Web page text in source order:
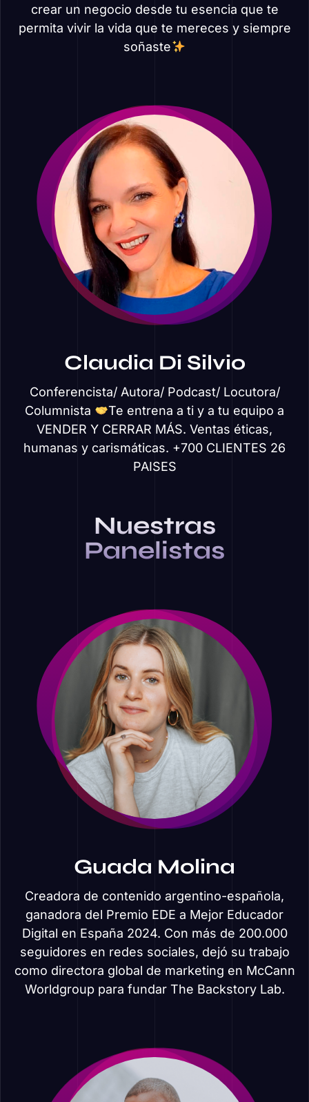
crear un negocio desde tu esencia que te
permita vivir la vida que te mereces y siempre
soñaste
Claudia Di Silvio
Conferencista/ Autora/ Podcast/ Locutora/
Columnista
Te entrena a ti y a tu equipo a
VENDER Y CERRAR MÁS. Ventas éticas,
humanas y carismáticas. +700 CLIENTES 26
PAISES
Nuestras
Panelistas
Guada Molina
Creadora de contenido argentino-española,
ganadora del Premio EDE a Mejor Educador
Digital en España 2024. Con más de 200.000
seguidores en redes sociales, dejó su trabajo
como directora global de marketing en McCann
Worldgroup para fundar The Backstory Lab.